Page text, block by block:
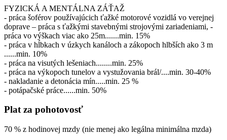
FYZICKÁ A MENTÁLNA ZÁŤAŽ
- práca šoférov používajúcich ťažké motorové vozidlá vo verejnej
doprave – práca s ťažkými stavebnými strojovými zariadeniami, -
práca vo výškach viac ako 25m.......min. 15%
- práca v hĺbkach v úzkych kanáloch a zákopoch hlbších ako 3 m
......min. 10%
- práca na visutých lešeniach........min. 25%
- práca na výkopoch tunelov a vystužovania brál/....min. 30-40%
- nakladanie a detonácia mín.....min. 25 %
- potápačské práce......min. 50%
Plat za pohotovosť
70 % z hodinovej mzdy (nie menej ako legálna minimálna mzda)